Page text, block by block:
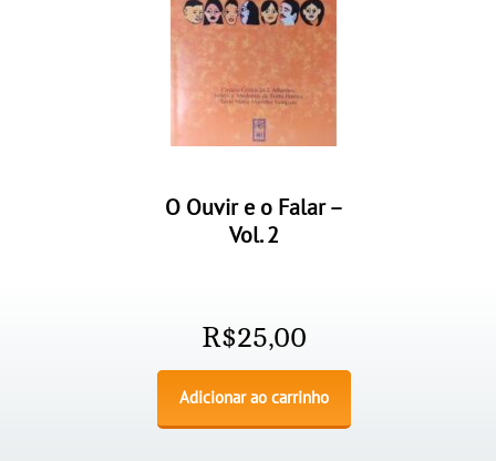
O Ouvir e o Falar –
Vol. 2
R$25,00
Adicionar ao carrinho